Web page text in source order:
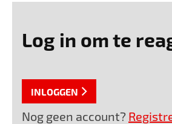
Log in om te
INLOGGEN
Nog geen account?